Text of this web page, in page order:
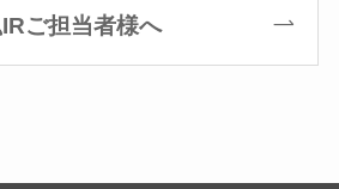
IRご担当者様へ